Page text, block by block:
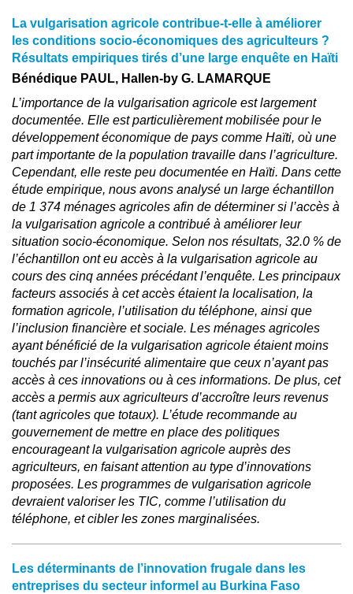
La vulgarisation agricole contribue-t-elle à améliorer
les conditions socio-économiques des agriculteurs ?
Résultats empiriques tirés d’une large enquête en Haïti
Bénédique PAUL, Hallen-by G. LAMARQUE
L’importance de la vulgarisation agricole est largement
documentée. Elle est particulièrement mobilisée pour le
développement économique de pays comme Haïti, où une
part importante de la population travaille dans l’agriculture.
Cependant, elle reste peu documentée en Haïti. Dans cette
étude empirique, nous avons analysé un large échantillon
de 1 374 ménages agricoles afin de déterminer si l’accès à
la vulgarisation agricole a contribué à améliorer leur
situation socio-économique. Selon nos résultats, 32.0 % de
l’échantillon ont eu accès à la vulgarisation agricole au
cours des cinq années précédant l’enquête. Les principaux
facteurs associés à cet accès étaient la localisation, la
formation agricole, l’utilisation du téléphone, ainsi que
l’inclusion financière et sociale. Les ménages agricoles
ayant bénéficié de la vulgarisation agricole étaient moins
touchés par l’insécurité alimentaire que ceux n’ayant pas
accès à ces innovations ou à ces informations. De plus, cet
accès a permis aux agriculteurs d’accroître leurs revenus
(tant agricoles que totaux). L’étude recommande au
gouvernement de mettre en place des politiques
encourageant la vulgarisation agricole auprès des
agriculteurs, en faisant attention au type d’innovations
proposées. Les programmes de vulgarisation agricole
devraient valoriser les TIC, comme l’utilisation du
téléphone, et cibler les zones marginalisées.
Les déterminants de l’innovation frugale dans les
entreprises du secteur informel au Burkina Faso